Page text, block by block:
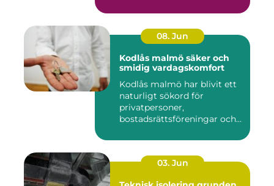
08. Jun
Kodlås malmö säker och
smidig vardagskomfort
Kodlås malmö har blivit ett
naturligt sökord för
privatpersoner,
bostadsrättsföreningar och
03. Jun